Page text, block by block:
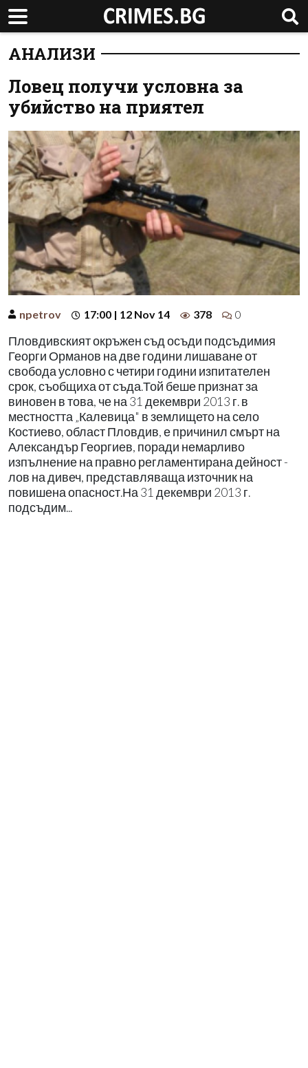
АНАЛИЗИ
Ловец получи условна за
убийство на приятел
npetrov 17:00 | 12 Nov 14 378 0
Пловдивският окръжен съд осъди подсъдимия
Георги Орманов на две години лишаване от
свобода условно с четири години изпитателен
срок, съобщиха от съда.Той беше признат за
виновен в това, че на 31 декември 2013 г. в
местността „Калевица" в землището на село
Костиево, област Пловдив, е причинил смърт на
Александър Георгиев, поради немарливо
изпълнение на правно регламентирана дейност -
лов на дивеч, представляваща източник на
повишена опасност.На 31 декември 2013 г.
подсъдим...